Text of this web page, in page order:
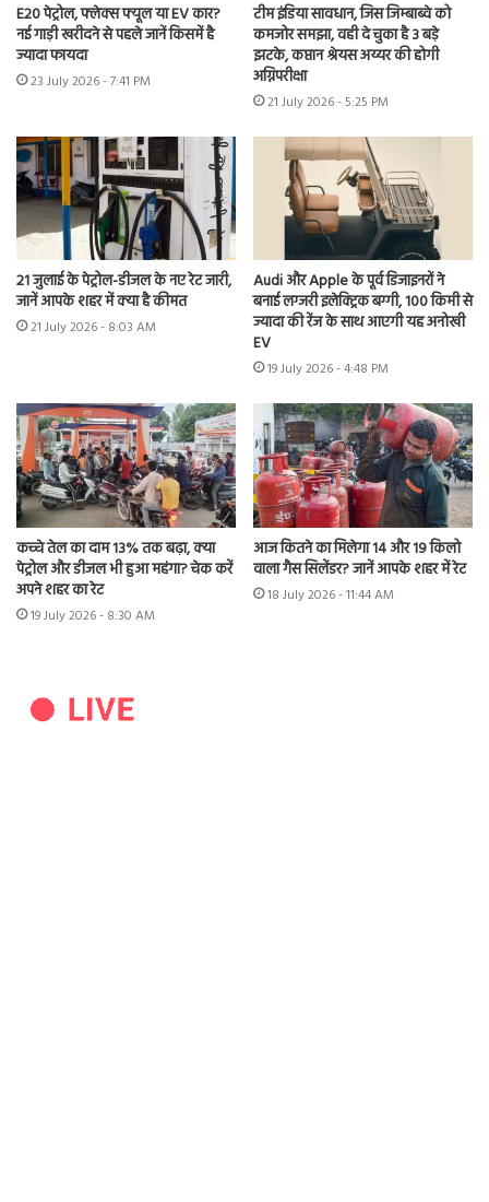
E20 पेट्रोल, फ्लेक्स फ्यूल या EV कार?
नई गाड़ी खरीदने से पहले जानें किसमें है
ज्यादा फायदा
23 July 2026 - 7:41 PM
टीम इंडिया सावधान, जिस जिम्बाब्वे को
कमजोर समझा, वही दे चुका है 3 बड़े
झटके, कप्तान श्रेयस अय्यर की होगी
अग्निपरीक्षा
21 July 2026 - 5:25 PM
21 जुलाई के पेट्रोल-डीजल के नए रेट जारी,
जानें आपके शहर में क्या है कीमत
21 July 2026 - 8:03 AM
Audi और Apple के पूर्व डिजाइनरों ने
बनाई लग्जरी इलेक्ट्रिक बग्गी, 100 किमी से
ज्यादा की रेंज के साथ आएगी यह अनोखी
EV
19 July 2026 - 4:48 PM
कच्चे तेल का दाम 13% तक बढ़ा, क्या
पेट्रोल और डीजल भी हुआ महंगा? चेक करें
अपने शहर का रेट
19 July 2026 - 8:30 AM
आज कितने का मिलेगा 14 और 19 किलो
वाला गैस सिलेंडर? जानें आपके शहर में रेट
18 July 2026 - 11:44 AM